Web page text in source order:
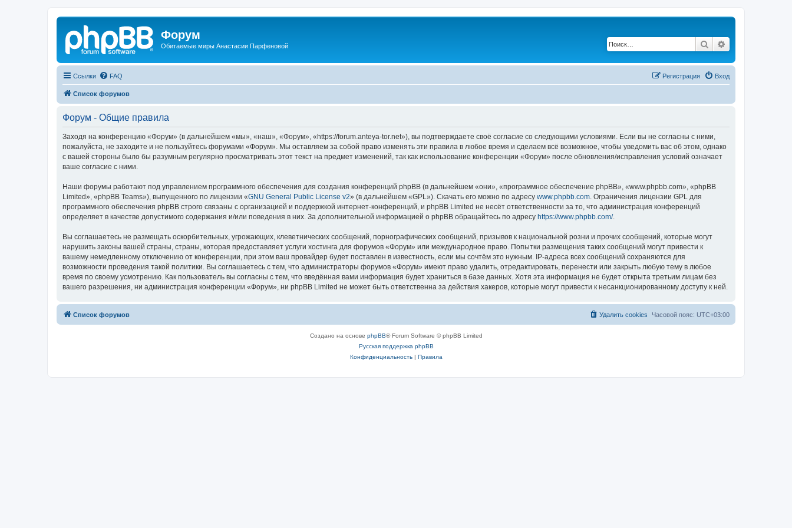
Форум
Обитаемые миры Анастасии Парфеновой Поиск
Ссылки FAQ Вход
Регистрация
Список форумов
Форум - Общие правила
Заходя на конференцию «Форум» (в дальнейшем «мы», «наш», «Форум», «https://forum.anteya-tor.net»), вы подтверждаете своё согласие со следующими условиями. Если вы не согласны с ними,
пожалуйста, не заходите и не пользуйтесь форумами «Форум». Мы оставляем за собой право изменять эти правила в любое время и сделаем всё возможное, чтобы уведомить вас об этом, однако
с вашей стороны было бы разумным регулярно просматривать этот текст на предмет изменений, так как использование конференции «Форум» после обновления/исправления условий означает
ваше согласие с ними.
Наши форумы работают под управлением программного обеспечения для создания конференций phpBB (в дальнейшем «они», «программное обеспечение phpBB», «www.phpbb.com», «phpBB
Limited», «phpBB Teams»), выпущенного по лицензии «GNU General Public License v2» (в дальнейшем «GPL»). Скачать его можно по адресу www.phpbb.com . Ограничения лицензии GPL для
программного обеспечения phpBB строго связаны с организацией и поддержкой интернет-конференций, и phpBB Limited не несёт ответственности за то, что администрация конференций
определяет в качестве допустимого содержания и/или поведения в них. За дополнительной информацией о phpBB обращайтесь по адресу https://www.phpbb.com/.
Вы соглашаетесь не размещать оскорбительных, угрожающих, клеветнических сообщений, порнографических сообщений, призывов к национальной розни и прочих сообщений, которые могут
нарушить законы вашей страны, страны, которая предоставляет услуги хостинга для форумов «Форум» или международное право. Попытки размещения таких сообщений могут привести к
вашему немедленному отключению от конференции, при этом ваш провайдер будет поставлен в известность, если мы сочтём это нужным. IP-адреса всех сообщений сохраняются для
возможности проведения такой политики. Вы соглашаетесь с тем, что администраторы форумов «Форум» имеют право удалить, отредактировать, перенести или закрыть любую тему в любое
время по своему усмотрению. Как пользователь вы согласны с тем, что введённая вами информация будет храниться в базе данных. Хотя эта информация не будет открыта третьим лицам без
вашего разрешения, ни администрация конференции «Форум», ни phpBB Limited не может быть ответственна за действия хакеров, которые могут привести к несанкционированному доступу к ней.
Список форумов Часовой пояс: UTC+03:00
Удалить cookies
Создано на основе phpBB® Forum Software © phpBB Limited
Русская поддержка phpBB
Конфиденциальность| Правила